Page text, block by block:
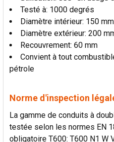
Testé à: 1000 degrés
Diamètre intérieur: 150 mm
Diamètre extérieur: 200
Recouvrement: 60 mm
Convient à tout
pétrole
Norme d'inspection
La gamme de conduits à
testée selon les normes EN
obligatoire T600: T600 N1 W